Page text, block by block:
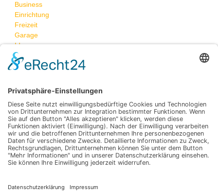
Business
Einrichtung
Freizeit
Garage
Ideen
Neueste Beiträge
Symbole für unvergessliche Erinnerungen
So gelingt die kuschelige Erstausstattung fürs
Kinderzimmer
Effizienz in der Serienfertigung: Optimierung der
Produktionsketten
Selbstgemacht oder Experten beauftragen? So findest du
die perfekte Balance für dein Business!
Zukunftsorientiertes Wohnen: Ideen, die sich auszahlen